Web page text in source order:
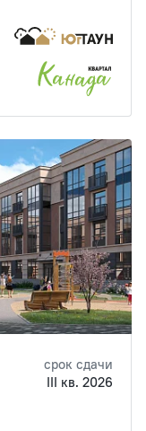
срок сдачи
III кв. 2026